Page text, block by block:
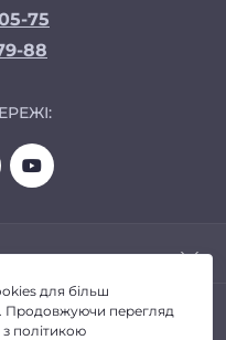
75
88
для більш
Продовжуючи перегляд
політикою